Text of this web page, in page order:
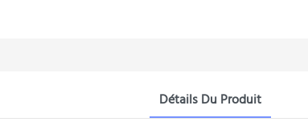
Détails Du Produit